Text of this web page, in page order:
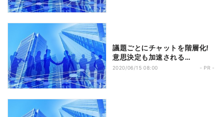
議題ごとにチャットを階層化!
意思決定も加速される
「Microsoft Teams」
2020/06/15 08:00 - PR -